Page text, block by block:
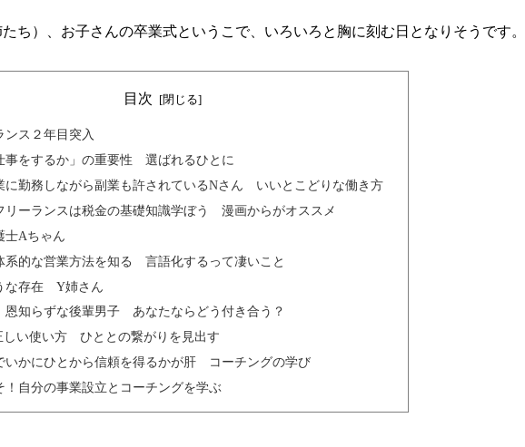
ち）、お子さんの卒業式というこで、いろいろと胸に刻む日となりそうです。
目次
ンス２年目突入
事をするか」の重要性 選ばれるひとに
に勤務しながら副業も許されているNさん いいとこどりな働き方
ーランスは税金の基礎知識学ぼう 漫画からがオススメ
士Aちゃん
的な営業方法を知る 言語化するって凄いこと
な存在 Y姉さん
知らずな後輩男子 あなたならどう付き合う？
しい使い方 ひととの繋がりを見出す
いかにひとから信頼を得るかが肝 コーチングの学び
！自分の事業設立とコーチングを学ぶ